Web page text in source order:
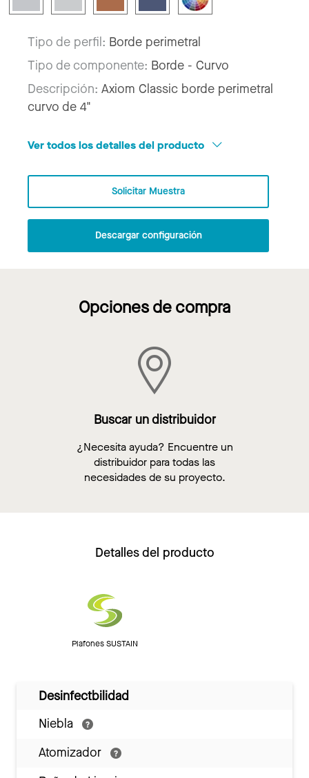
Tipo de perfil: Borde perimetral
Tipo de componente: Borde - Curvo
Descripción: Axiom Classic borde perimetral
curvo de 4"
Ver todos los detalles del producto
Solicitar Muestra
Descargar configuración
Opciones de compra
Buscar un distribuidor
¿Necesita ayuda? Encuentre un
distribuidor para todas las
necesidades de su proyecto.
Detalles del producto
Plafones SUSTAIN
Desinfectbilidad
Niebla
Atomizador